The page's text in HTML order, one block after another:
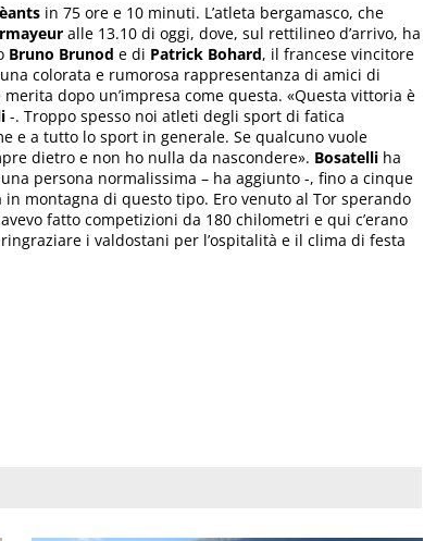
in 75 ore e 10 minuti. L’atleta bergamasco, che
alle 13.10 di oggi, dove, sul rettilineo d’arrivo, ha
Bruno Brunod e di Patrick Bohard, il francese vincitore
colorata e rumorosa rappresentanza di amici di
dopo un’impresa come questa. «Questa vittoria è
-. Troppo spesso noi atleti degli sport di fatica
e a tutto lo sport in generale. Se qualcuno vuole
dietro e non ho nulla da nascondere». Bosatelli ha
persona normalissima – ha aggiunto -, fino a cinque
montagna di questo tipo. Ero venuto al Tor sperando
fatto competizioni da 180 chilometri e qui c’erano
i valdostani per l’ospitalità e il clima di festa